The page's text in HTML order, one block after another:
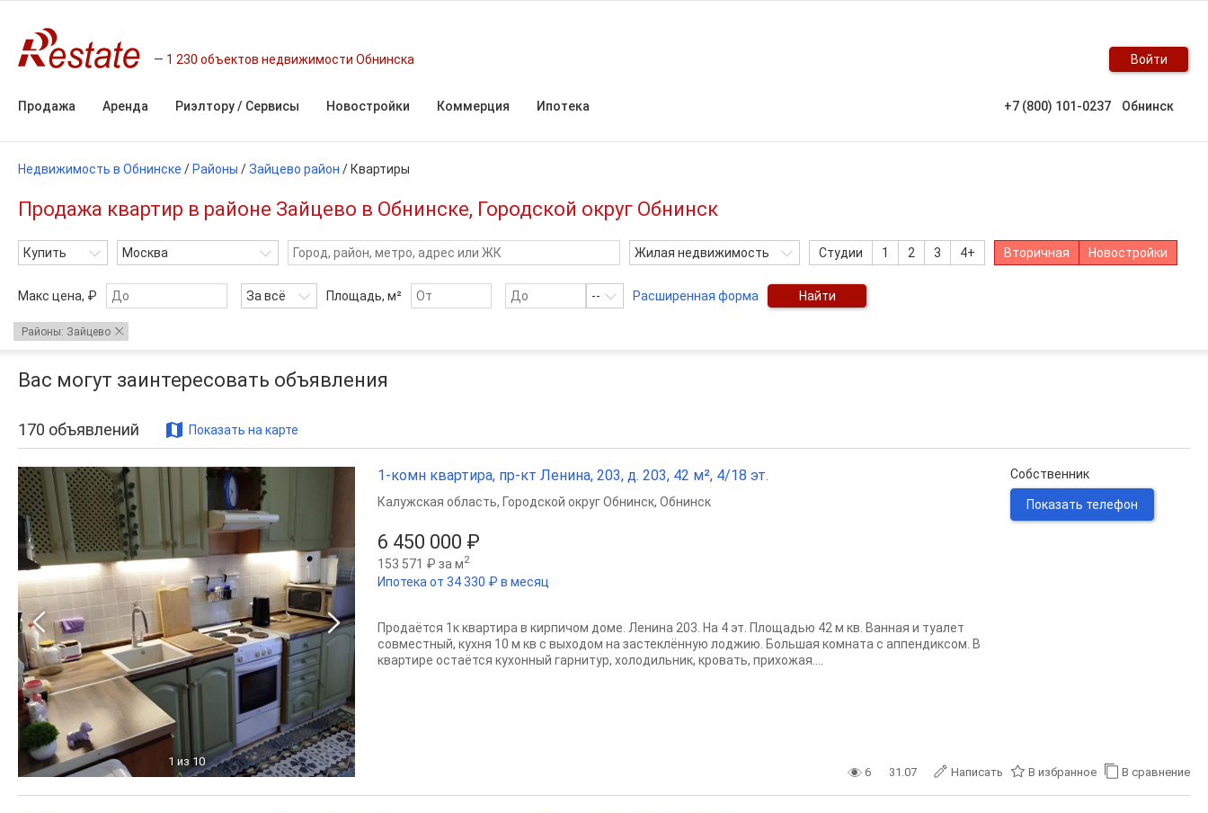
1 230 объектов недвижимости Обнинска Войти
Продажа Аренда Риэлтору / Сервисы Новостройки Коммерция Ипотека +7 (800) 101-0237 Обнинск
Недвижимость в Обнинске / Районы /Зайцево район / Квартиры
Продажа квартир в районе Зайцево в Обнинске, Городской округ Обнинск
Купить Москва Жилая недвижимость Студии 1 2 3 4+ Вторичная Новостройки
Макс цена, ₽ За всё Площадь, м² -- Расширенная форма Найти
Районы: Зайцево
Вас могут заинтересовать объявления
170 объявлений Показать на карте
1 из 10
1-комн квартира, пр-кт Ленина, 203, д. 203, 42 м², 4/18 эт.
6 450 000 ₽
153 571 ₽ за м2
Ипотека от 34 330 ₽ в месяц
Калужская область, Городской округ Обнинск, Обнинск
Продаётся 1к квартира в кирпичом доме. Ленина 203. На 4 эт. Площадью 42 м кв. Ванная и туалет
совместный, кухня 10 м кв с выходом на застеклённую лоджию. Большая комната с аппендиксом. В
квартире остаётся кухонный гарнитур, холодильник, кровать, прихожая....
Собственник
Показать телефон
6 31.07 Написать В избранное В сравнение